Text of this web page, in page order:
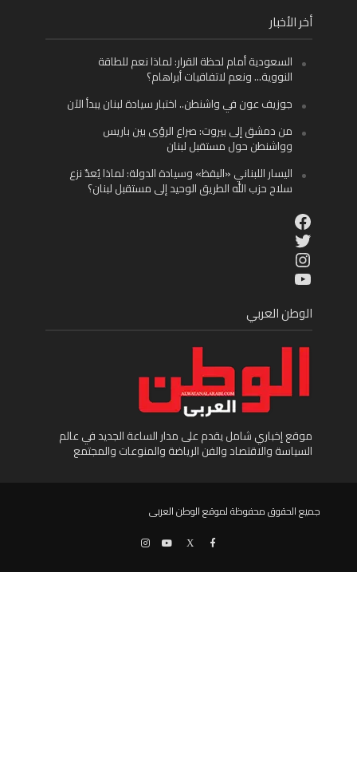
أخر الأخبار
السعودية أمام لحظة القرار: لماذا نعم للطاقة
النووية… ونعم لاتفاقيات أبراهام؟
جوزيف عون في واشنطن.. اختبار سيادة لبنان يبدأ الآن
من دمشق إلى بيروت: صراع الرؤى بين باريس
وواشنطن حول مستقبل لبنان
اليسار اللبناني «اليقظ» وسيادة الدولة: لماذا يُعدّ نزع
سلاح حزب الله الطريق الوحيد إلى مستقبل لبنان؟
Facebook
Twitter
Instagram
YouTube
الوطن العربي
موقع إخباري شامل يقدم على مدار الساعة الجديد في عالم
السياسة والاقتصاد والفن الرياضة والمنوعات والمجتمع
جميع الحقوق محفوظة لموقع الوطن العربى